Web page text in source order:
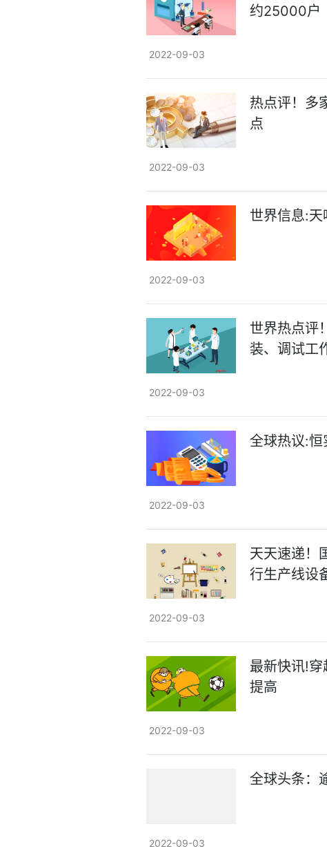
约25000户
2022-09-03
热点评！多
点
2022-09-03
世界信息:
2022-09-03
世界热点评
装、调试工
2022-09-03
全球热议:恒
2022-09-03
天天速递！
行生产线设
2022-09-03
最新快讯!
提高
2022-09-03
全球头条：
2022-09-03